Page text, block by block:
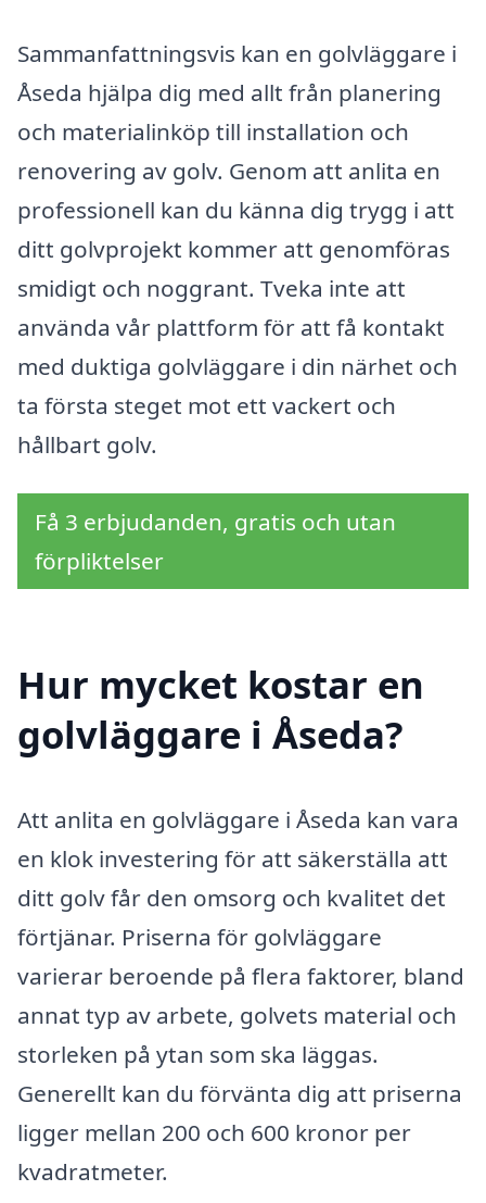
Sammanfattningsvis kan en golvläggare i
Åseda hjälpa dig med allt från planering
och materialinköp till installation och
renovering av golv. Genom att anlita en
professionell kan du känna dig trygg i att
ditt golvprojekt kommer att genomföras
smidigt och noggrant. Tveka inte att
använda vår plattform för att få kontakt
med duktiga golvläggare i din närhet och
ta första steget mot ett vackert och
hållbart golv.
Få 3 erbjudanden, gratis och utan
förpliktelser
Hur mycket kostar en
golvläggare i Åseda?
Att anlita en golvläggare i Åseda kan vara
en klok investering för att säkerställa att
ditt golv får den omsorg och kvalitet det
förtjänar. Priserna för golvläggare
varierar beroende på flera faktorer, bland
annat typ av arbete, golvets material och
storleken på ytan som ska läggas.
Generellt kan du förvänta dig att priserna
ligger mellan 200 och 600 kronor per
kvadratmeter.